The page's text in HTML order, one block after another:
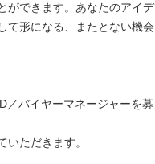
ができます。あなたのアイデ
て形になる、またとない機会
／バイヤーマネージャーを募
ただきます。